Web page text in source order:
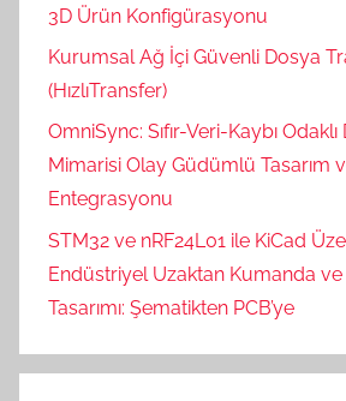
3D Ürün Konfigürasyonu
Kurumsal Ağ İçi Güvenli Dosya
(HızlıTransfer)
OmniSync: Sıfır-Veri-Kaybı Odaklı
Mimarisi Olay Güdümlü Tasarım
Entegrasyonu
STM32 ve nRF24L01 ile KiCad
Endüstriyel Uzaktan Kumanda ve
Tasarımı: Şematikten PCB’ye